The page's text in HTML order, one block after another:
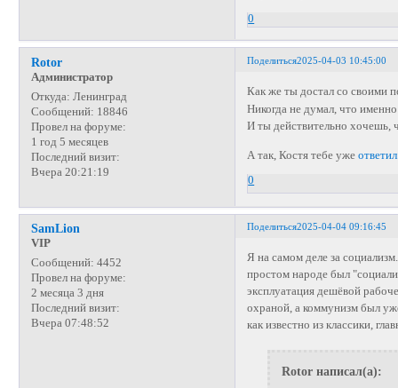
0
Поделиться2025-04-03 10:45:00
Rotor
Администратор
Откуда: Ленинград
Сообщений: 18846
Провел на форуме:
1 год 5 месяцев
Последний визит:
Вчера 20:21:19
Как же ты достал со
Никогда не думал, что
И ты действительно хочешь,
А так, Костя тебе ужеответил
0
Поделиться2025-04-04 09:16:45
SamLion
VIP
Сообщений: 4452
Провел на форуме:
2 месяца 3 дня
Последний визит:
Вчера 07:48:52
Я на самом деле за
простом народе был
эксплуатация дешёвой
охраной, а коммунизм был
как известно из классики,
Rotor написал(а):